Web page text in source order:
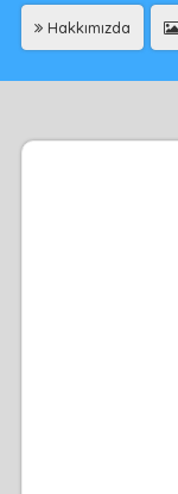
Hakkımızda